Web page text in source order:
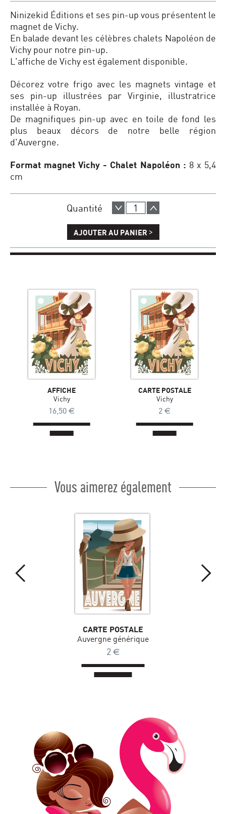
Ninizekid Éditions et ses pin-up vous présentent le
magnet de Vichy.
En balade devant les célèbres chalets Napoléon de
Vichy pour notre pin-up.
L'affiche de Vichy est également disponible.
Décorez votre frigo avec les magnets vintage et
ses pin-up illustrées par Virginie, illustratrice
installée à Royan.
De magnifiques pin-up avec en toile de fond les
plus beaux décors de notre belle région
d'Auvergne.
Format magnet Vichy - Chalet Napoléon : 8 x 5,4
cm
Quantité
AJOUTER AU PANIER >
AFFICHE
Vichy
16,50 €
CARTE POSTALE
Vichy
2 €
Vous aimerez également
CARTE POSTALE
Auvergne générique
2 €